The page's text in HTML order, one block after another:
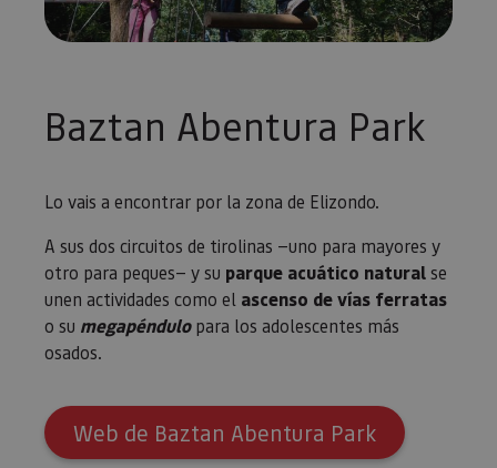
Baztan Abentura Park
Lo vais a encontrar por la zona de Elizondo.
A sus dos circuitos de tirolinas —uno para mayores y
otro para peques— y su parque acuático naturalse
unen actividades como el ascenso de vías ferratas
o su megapéndulo para los adolescentes más
osados.
Web de Baztan Abentura Park